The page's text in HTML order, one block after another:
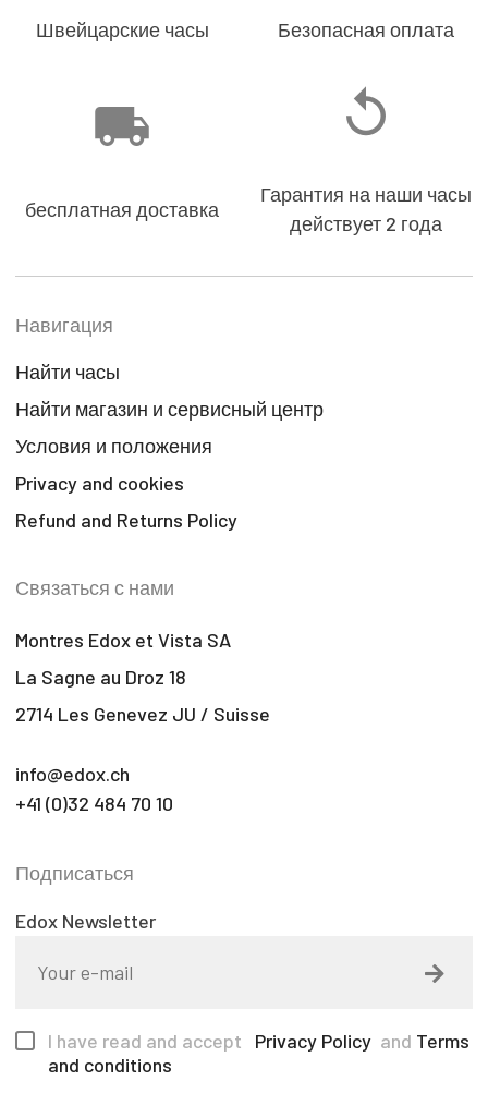
Швейцарские часы Безопасная оплата
бесплатная доставка
Гарантия на наши часы
действует 2 года
Навигация
Найти часы
Найти магазин и сервисный центр
Условия и положения
Privacy and cookies
Refund and Returns Policy
Связаться с нами
Montres Edox et Vista SA
La Sagne au Droz 18
2714 Les Genevez JU / Suisse
info@edox.ch
+41 (0)32 484 70 10
Подписаться
Edox Newsletter
I have read and accept Privacy Policy and Terms
and conditions